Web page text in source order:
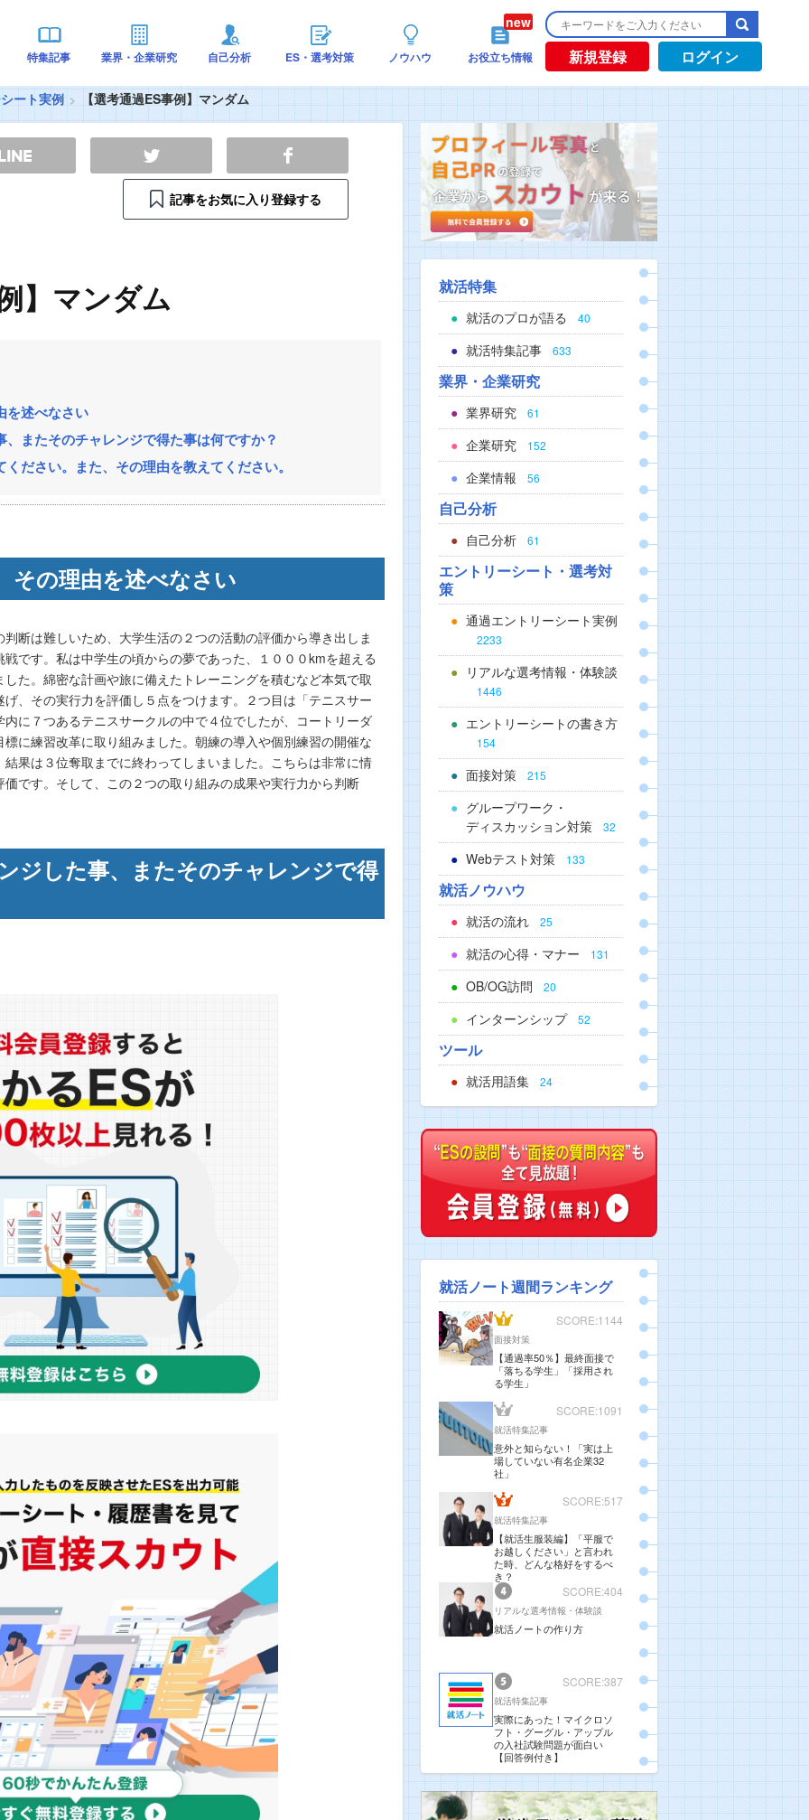
特集記事 業界・企業研究 自己分析 ES・選考対策 ノウハウ お役立ち情報 新規登録 ログイン
ート実例 【選考通過ES事例】マンダム
記事をお気に入り登録する
】マンダム
を述べなさい
またそのチャレンジで得た事は何ですか？
ださい。また、その理由を教えてください。
その理由を述べなさい
断は難しいため、大学生活の２つの活動の評価から導き出しま
です。私は中学生の頃からの夢であった、１０００kmを超える
た。綿密な計画や旅に備えたトレーニングを積むなど本気で取
、その実行力を評価し５点をつけます。２つ目は「テニスサー
に７つあるテニスサークルの中で４位でしたが、コートリーダ
に練習改革に取り組みました。朝練の導入や個別練習の開催な
果は３位奪取までに終わってしまいました。こちらは非常に情
です。そして、この２つの取り組みの成果や実行力から判断
ジした事、またそのチャレンジで得
就活特集
就活のプロが語る 40
就活特集記事 633
業界・企業研究
業界研究 61
企業研究 152
企業情報 56
自己分析
自己分析 61
エントリーシート・選考対
策
通過エントリーシート実例
2233
リアルな選考情報・体験談
1446
エントリーシートの書き方
154
面接対策 215
グループワーク・
ディスカッション対策
32
Webテスト対策 133
就活ノウハウ
就活の流れ 25
就活の心得・マナー 131
OB/OG訪問 20
インターンシップ 52
ツール
就活用語集 24
就活ノート週間ランキング
SCORE:1144
面接対策
【通過率50％】最終面接で
「落ちる学生」「採用され
る学生」
SCORE:1091
就活特集記事
意外と知らない！「実は上
場していない有名企業32
社」
SCORE:517
就活特集記事
【就活生服装編】「平服で
お越しください」と言われ
た時、どんな格好をするべ
き？
SCORE:404
リアルな選考情報・体験談
就活ノートの作り方
SCORE:387
就活特集記事
実際にあった！マイクロソ
フト・グーグル・アップル
の入社試験問題が面白い
【回答例付き】